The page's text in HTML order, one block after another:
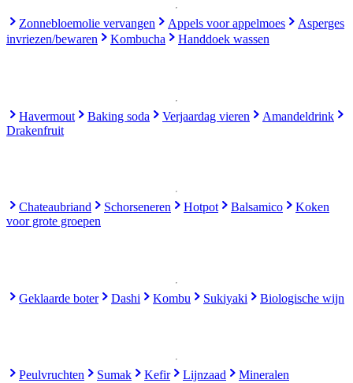
Zonnebloemolie vervangen Appels voor appelmoes
Asperges
invriezen/bewaren
Kombucha Handdoek wassen
Havermout Baking soda Verjaardag vieren
Amandeldrink
Drakenfruit
Chateaubriand Schorseneren Hotpot Balsamico
Koken
voor grote groepen
Geklaarde boter Dashi Kombu Sukiyaki Biologische wijn
Peulvruchten Sumak Kefir Lijnzaad Mineralen